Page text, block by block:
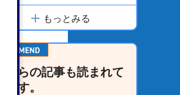
もっとみる
こちらの記事も読まれて
います。